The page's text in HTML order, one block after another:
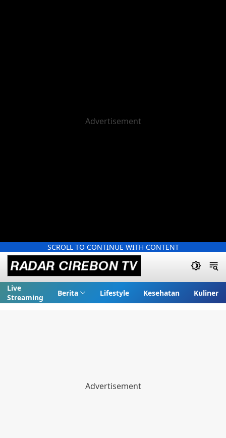
SCROLL TO CONTINUE WITH CONTENT
Live
Streaming
Berita Lifestyle Kesehatan Kuliner